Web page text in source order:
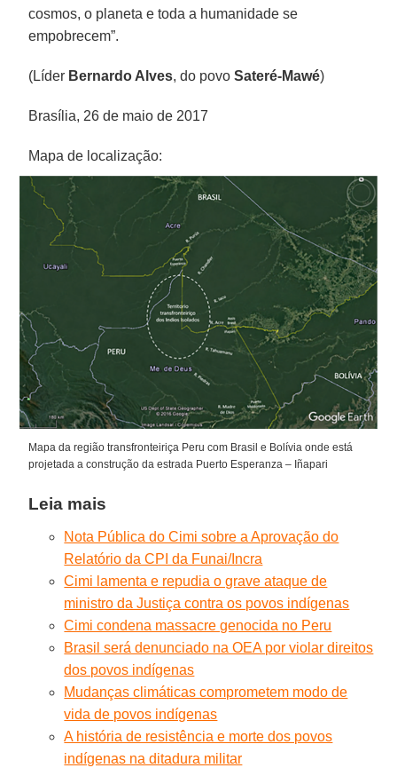
cosmos, o planeta e toda a humanidade se
empobrecem”.
(Líder Bernardo Alves, do povo Sateré-Mawé)
Brasília, 26 de maio de 2017
Mapa de localização:
Mapa da região transfronteiriça Peru com Brasil e Bolívia onde está
projetada a construção da estrada Puerto Esperanza – Iñapari
Leia mais
Nota Pública do Cimi sobre a Aprovação do
Relatório da CPI da Funai/Incra
Cimi lamenta e repudia o grave ataque de
ministro da Justiça contra os povos indígenas
Cimi condena massacre genocida no Peru
Brasil será denunciado na OEA por violar direitos
dos povos indígenas
Mudanças climáticas comprometem modo de
vida de povos indígenas
A história de resistência e morte dos povos
indígenas na ditadura militar